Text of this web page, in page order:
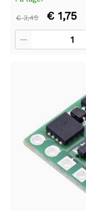
€ 3,45 € 1,75